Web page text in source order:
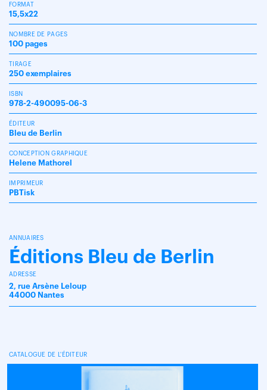
FORMAT
15,5x22
NOMBRE DE PAGES
100 pages
TIRAGE
250 exemplaires
ISBN
978-2-490095-06-3
ÉDITEUR
Bleu de Berlin
CONCEPTION GRAPHIQUE
Helene Mathorel
IMPRIMEUR
PBTisk
ANNUAIRES
Éditions Bleu de Berlin
ADRESSE
2, rue Arsène Leloup
44000 Nantes
CATALOGUE DE L'ÉDITEUR